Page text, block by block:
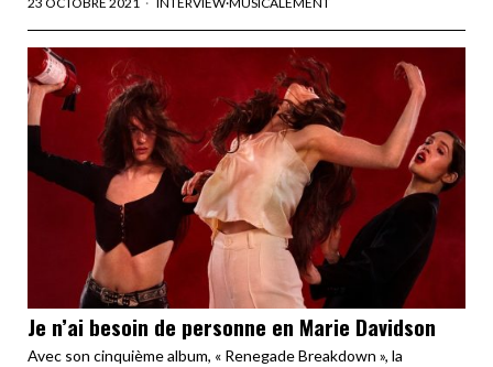
Je n’ai besoin de personne en Marie Davidson
Avec son cinquième album, « Renegade Breakdown », la